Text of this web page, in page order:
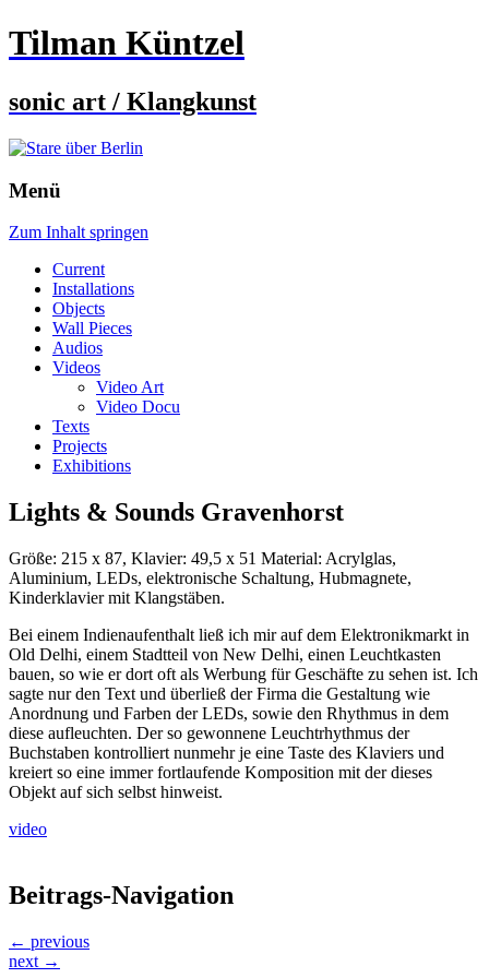
Tilman Küntzel
sonic art / Klangkunst
Menü
Zum Inhalt springen
Current
Installations
Objects
Wall Pieces
Audios
Videos
Video Art
Video Docu
Texts
Projects
Exhibitions
Lights & Sounds Gravenhorst
Größe: 215 x 87, Klavier: 49,5 x 51 Material: Acrylglas,
Aluminium, LEDs, elektronische Schaltung, Hubmagnete,
Kinderklavier mit Klangstäben.
Bei einem Indienaufenthalt ließ ich mir auf dem Elektronikmarkt in
Old Delhi, einem Stadtteil von New Delhi, einen Leuchtkasten
bauen, so wie er dort oft als Werbung für Geschäfte zu sehen ist. Ich
sagte nur den Text und überließ der Firma die Gestaltung wie
Anordnung und Farben der LEDs, sowie den Rhythmus in dem
diese aufleuchten. Der so gewonnene Leuchtrhythmus der
Buchstaben kontrolliert nunmehr je eine Taste des Klaviers und
kreiert so eine immer fortlaufende Komposition mit der dieses
Objekt auf sich selbst hinweist.
video
Beitrags-Navigation
← previous
next →